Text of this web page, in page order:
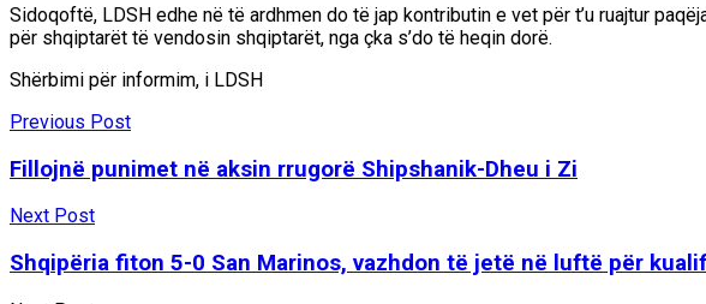
Sidoqoftë, LDSH edhe në të ardhmen do të jap kontributin e vet për t’u ruajtur
për shqiptarët të vendosin shqiptarët, nga çka s’do të heqin dorë.
Shërbimi për informim, i LDSH
Previous Post
Fillojnë punimet në aksin rrugorë Shipshanik-Dheu i Zi
Next Post
Shqipëria fiton 5-0 San Marinos, vazhdon të jetë në luftë për